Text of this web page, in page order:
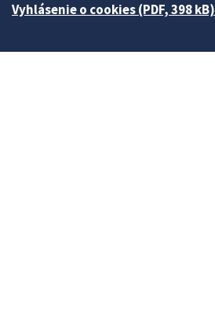
Vyhlásenie o cookies (PDF, 398 kB)